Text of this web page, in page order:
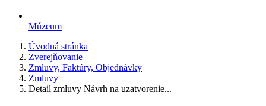
Múzeum
Úvodná stránka
Zverejňovanie
Zmluvy, Faktúry, Objednávky
Zmluvy
Detail zmluvy Návrh na uzatvorenie...